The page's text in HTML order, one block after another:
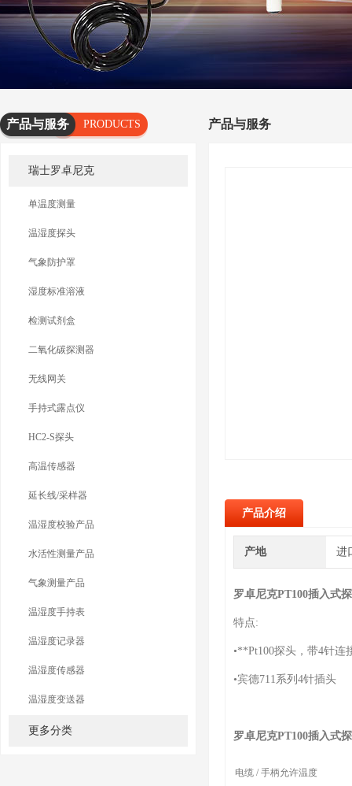
产品与服务
PRODUCTS
SERVICES
瑞士罗卓尼克
单温度测量
温湿度探头
气象防护罩
湿度标准溶液
检测试剂盒
二氧化碳探测器
无线网关
手持式露点仪
HC2-S探头
高温传感器
延长线/采样器
温湿度校验产品
水活性测量产品
气象测量产品
温湿度手持表
温湿度记录器
温湿度传感器
温湿度变送器
更多分类
产品与服务
产品介绍
产地 进
罗卓尼克PT100插入式
特点:
•**Pt100探头，带4针连
•宾德711系列4针插头
罗卓尼克PT100插入式
电缆 / 手柄允许温度